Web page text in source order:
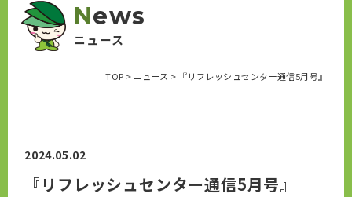
News
ニュース
TOP > ニュース > 『リフレッシュセンター通信5月号』
2024.05.02
『リフレッシュセンター通信5月号』